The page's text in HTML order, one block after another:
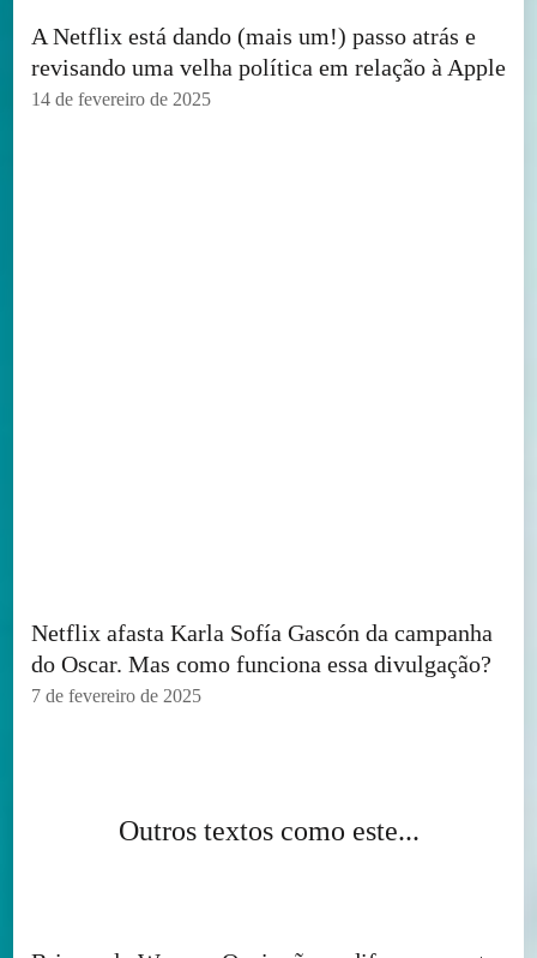
A Netflix está dando (mais um!) passo atrás e
revisando uma velha política em relação à Apple
14 de fevereiro de 2025
Netflix afasta Karla Sofía Gascón da campanha
do Oscar. Mas como funciona essa divulgação?
7 de fevereiro de 2025
Outros textos como este...